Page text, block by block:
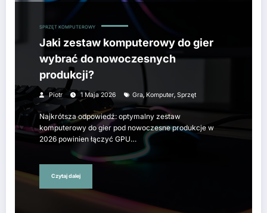
SPRZĘT KOMPUTEROWY
Jaki zestaw komputerowy do gier
wybrać do nowoczesnych
produkcji?
Piotr 1 Maja 2026 Gra, Komputer, Sprzęt
Najkrótsza odpowiedź: optymalny zestaw
komputerowy do gier pod nowoczesne produkcje w
2026 powinien łączyć GPU…
Czytaj dalej